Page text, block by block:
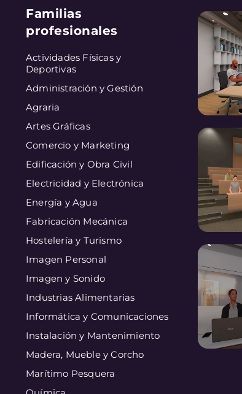
Familias
profesionales
Actividades Físicas y
Deportivas
Administración y Gestión
Agraria
Artes Gráficas
Comercio y Marketing
Edificación y Obra Civil
Electricidad y Electrónica
Energía y Agua
Fabricación Mecánica
Hostelería y Turismo
Imagen Personal
Imagen y Sonido
Industrias Alimentarias
Informática y Comunicaciones
Instalación y Mantenimiento
Madera, Mueble y Corcho
Marítimo Pesquera